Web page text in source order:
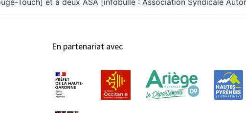
Touch] et à deux ASA [infobulle : Association Syndicale
En partenariat avec